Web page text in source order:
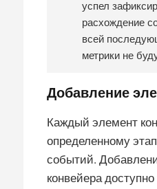
успел
расхождение
всей
метрики не
Добавление
Каждый элемент
определенному
событий.
конвейера